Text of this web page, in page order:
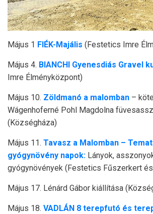
Május 1 FIÉK-Majális (Festetics Imre
Május 4. BIANCHI Gyenesdiás Gravel
Imre Élményközpont)
Május 10. Zöldmanó a malomban –
Wágenhoferné Pohl Magdolna
(Községháza)
Május 11. Tavasz a Malomban –
gyógynövény napok: Lányok,
gyógynövények (Festetics Fűszerkert
Május 17. Lénárd Gábor kiállítása
Május 18. VADLÁN 8 terepfutó és